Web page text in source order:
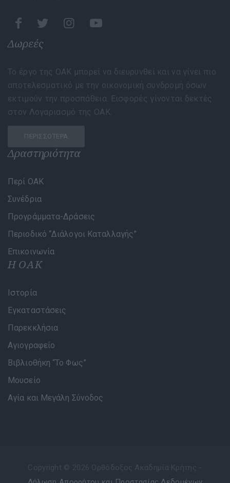
Δωρεές
Το έργο της ΟΑΚ μπορεί να διευρυνθεί και να γίνει πιο
αποτελεσματικό με την οικονομική συνδρομή όσων
εκτιμούν την προσπάθεια. Εισφορές γίνονται δεκτές
στον Λογαριασμό της ΟΑΚ.
ΠΕΡΙΣΣΌΤΕΡΑ
Δραστηριότητα
Περί ΟΑΚ
Συνέδρια
Προγράμματα-Δράσεις
Περιοδικό “Διάλογοι Καταλλαγής”
Επικοινωνία
Η ΟΑΚ
Ιστορία
Εγκαταστάσεις
Παρεκκλήσια
Αγιογραφείο
Βιβλιοθήκη “Το Φως”
Μουσείο
Αγία και Μεγάλη Σύνοδος